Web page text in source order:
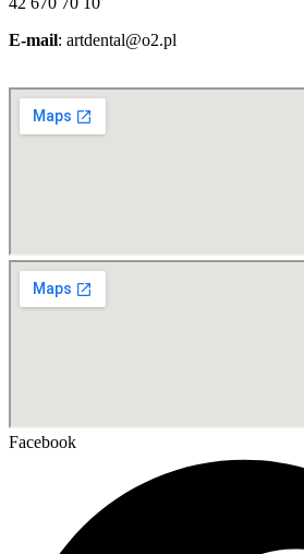
E-mail: artdental@o2.pl
Facebook